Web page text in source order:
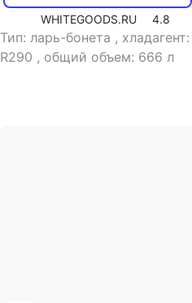
WHITEGOODS.RU 4.8
Тип: ларь-бонета , хладагент:
R290 , общий объем: 666 л